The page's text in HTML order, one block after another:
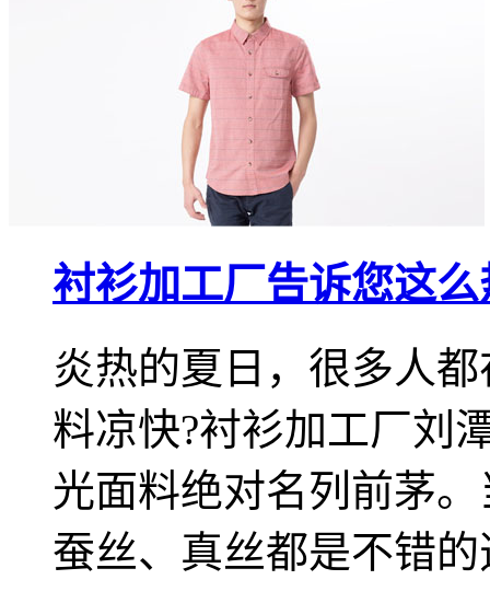
衬衫加工厂告诉您这
炎热的夏日，很多人
料凉快?衬衫加工厂刘
光面料绝对名列前茅
蚕丝、真丝都是不错